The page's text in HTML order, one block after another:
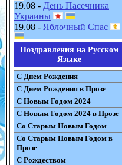
19.08 - День Пасечника
Украины
19.08 - Яблочный Спас
Поздравления на Русском
Языке
С Днем Рождения
С Днем Рождения в Прозе
С Новым Годом 2024
С Новым Годом 2024 в Прозе
Со Старым Новым Годом
Со Старым Новым Годом в
Прозе
С Рождеством